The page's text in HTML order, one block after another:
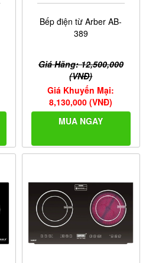
Bếp điện từ Arber AB-
389
Giá Hãng: 12,500,000
(VNĐ)
Giá Khuyến Mại:
8,130,000 (VNĐ)
MUA NGAY